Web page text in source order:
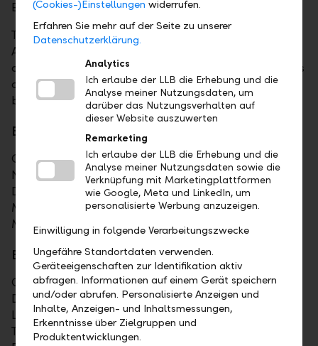
E-Mail llb@llb.li
The Liechtensteinische Landesbank
Aktiengesellschaft operates as a full-service bank
and conducts banking transactions of all kinds for its
own account and for the account of third parties,
both within and outside Liechtenstein.
Board of Management
Christoph Reich, Group CEO
Natalie Flatz
Dr. Patrick Fürer
Michael Hartmann
Markus Schifferle
Board of Directors
Georg Wohlwend (Chairman)
Dr. Nicole Brunhart
Leila Frick-Marxer
Thomas Russenberger
(Cookies-)Einstellungen widerrufen.
Erfahren Sie mehr auf der Seite zu unserer
Datenschutzerklärung.
Analytics
Ich erlaube der LLB die Erhebung und die
Analyse meiner Nutzungsdaten, um
darüber das Nutzungsverhalten auf
dieser Website auszuwerten
Remarketing
Ich erlaube der LLB die Erhebung und die
Analyse meiner Nutzungsdaten sowie die
Verknüpfung mit Marketingplattformen
wie Google, Meta und LinkedIn, um
personalisierte Werbung anzuzeigen.
Einwilligung in folgende Verarbeitungszwecke
Ungefähre Standortdaten verwenden.
Geräteeigenschaften zur Identifikation aktiv
abfragen. Informationen auf einem Gerät speichern
und/oder abrufen. Personalisierte Anzeigen und
Inhalte, Anzeigen- und Inhaltsmessungen,
Erkenntnisse über Zielgruppen und
Produktentwicklungen.